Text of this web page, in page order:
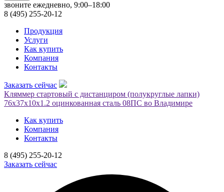
звоните ежедневно, 9:00–18:00
8 (495) 255-20-12
Продукция
Услуги
Как купить
Компания
Контакты
Заказать сейчас
Кляммер стартовый с дистанциром (полукруглые лапки)
76х37х10х1.2 оцинкованная сталь 08ПС во Владимире
Как купить
Компания
Контакты
8 (495) 255-20-12
Заказать сейчас